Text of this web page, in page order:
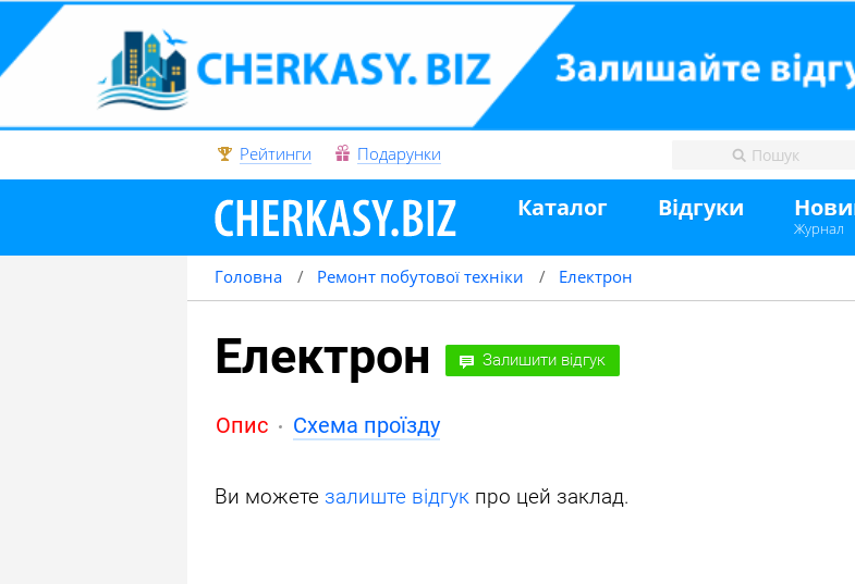
Рейтинги Подарунки
Каталог Відгуки
Журнал
Головна Ремонт побутової техніки Електрон
Електрон Залишити відгук
Опис Схема проїзду
Ви можете залиште відгук про цей заклад.